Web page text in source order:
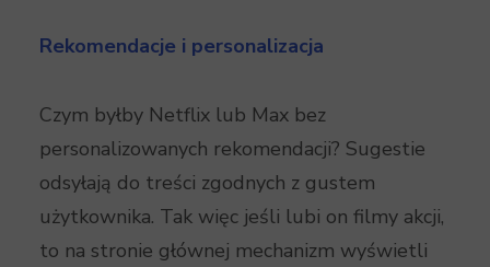
Rekomendacje i personalizacja
Czym byłby Netflix lub Max bez
personalizowanych rekomendacji? Sugestie
odsyłają do treści zgodnych z gustem
użytkownika. Tak więc jeśli lubi on filmy akcji,
to na stronie głównej mechanizm wyświetli